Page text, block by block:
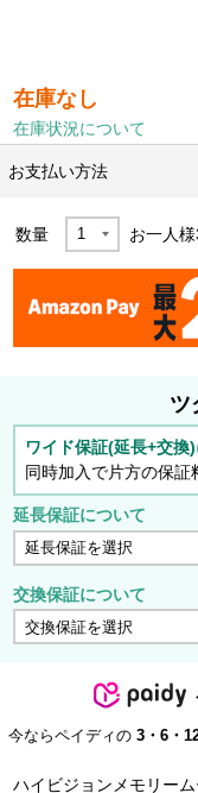
在庫なし
在庫状況について
お支払い方法
数量 お一人様
ツ
ワイド保証(延長+交換
同時加入で片方の保証
延長保証について
交換保証について
今ならペイディの 3・6・
ハイビジョンメモリー